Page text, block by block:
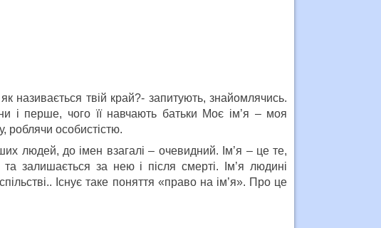
називається твій край?- запитують, знайомлячись.
і перше, чого її навчають батьки Моє ім’я – моя
роблячи особистістю.
людей, до імен взагалі – очевидний. Ім’я – це те,
залишається за нею і після смерті. Ім’я людині
Існує таке поняття «право на ім’я». Про це